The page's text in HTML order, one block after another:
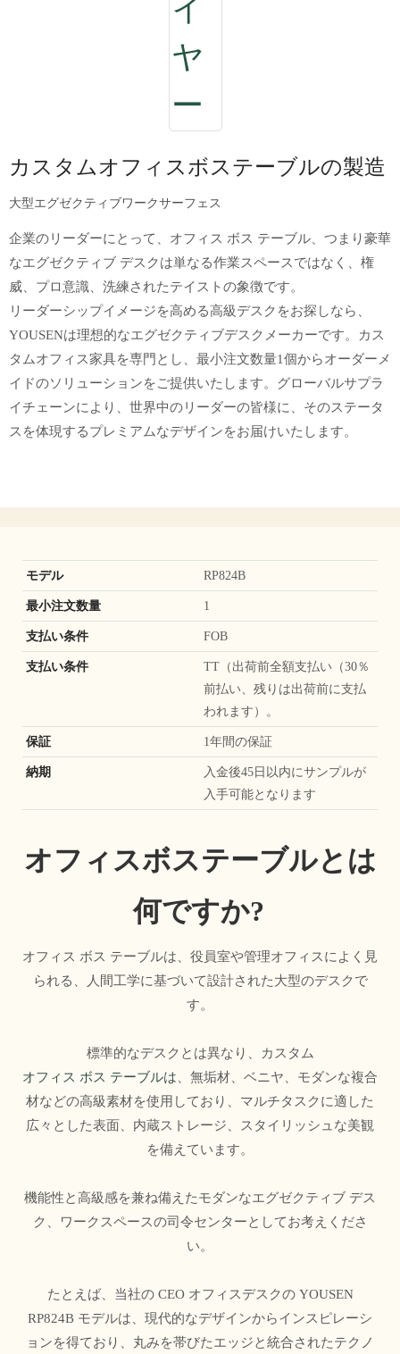
カスタムオフィスボステーブルの製造
大型エグゼクティブワークサーフェス
企業のリーダーにとって、オフィス ボス テーブル、つまり豪華
なエグゼクティブ デスクは単なる作業スペースではなく、権
威、プロ意識、洗練されたテイストの象徴です。
リーダーシップイメージを高める高級デスクをお探しなら、
YOUSENは理想的なエグゼクティブデスクメーカーです。カス
タムオフィス家具を専門とし、最小注文数量1個からオーダーメ
イドのソリューションをご提供いたします。グローバルサプラ
イチェーンにより、世界中のリーダーの皆様に、そのステータ
スを体現するプレミアムなデザインをお届けいたします。
モデル RP824B
最小注文数量 1
支払い条件 FOB
支払い条件
TT（出荷前全額支払い（30％
前払い、残りは出荷前に支払
われます）。
保証 1年間の保証
納期
入金後45日以内にサンプルが
入手可能となります
オフィスボステーブルとは
何ですか?
オフィス ボス テーブルは、役員室や管理オフィスによく見
られる、人間工学に基づいて設計された大型のデスクで
す。
標準的なデスクとは異なり、カスタム
オフィス ボス テーブルは、無垢材、ベニヤ、モダンな複合
材などの高級素材を使用しており、マルチタスクに適した
広々とした表面、内蔵ストレージ、スタイリッシュな美観
を備えています。
機能性と高級感を兼ね備えたモダンなエグゼクティブ デス
ク、ワークスペースの司令センターとしてお考えくださ
い。
たとえば、当社の CEO オフィスデスクの YOUSEN
RP824B モデルは、現代的なデザインからインスピレーシ
ョンを得ており、丸みを帯びたエッジと統合されたテクノ